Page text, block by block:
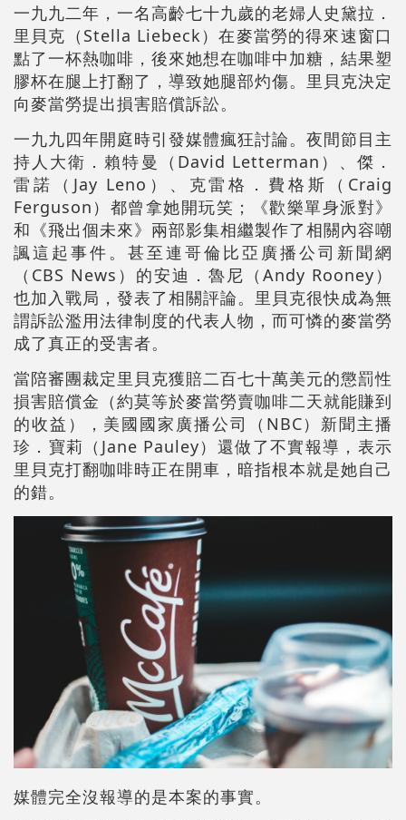
一九九二年，一名高齡七十九歲的老婦人史黛拉．
里貝克（Stella Liebeck）在麥當勞的得來速窗口
點了一杯熱咖啡，後來她想在咖啡中加糖，結果塑
膠杯在腿上打翻了，導致她腿部灼傷。里貝克決定
向麥當勞提出損害賠償訴訟。
一九九四年開庭時引發媒體瘋狂討論。夜間節目主
持人大衛．賴特曼（David Letterman）、傑．
雷諾（Jay Leno）、克雷格．費格斯（Craig
Ferguson）都曾拿她開玩笑；《歡樂單身派對》
和《飛出個未來》兩部影集相繼製作了相關內容嘲
諷這起事件。甚至連哥倫比亞廣播公司新聞網
（CBS News）的安迪．魯尼（Andy Rooney）
也加入戰局，發表了相關評論。里貝克很快成為無
謂訴訟濫用法律制度的代表人物，而可憐的麥當勞
成了真正的受害者。
當陪審團裁定里貝克獲賠二百七十萬美元的懲罰性
損害賠償金（約莫等於麥當勞賣咖啡二天就能賺到
的收益），美國國家廣播公司（NBC）新聞主播
珍．寶莉（Jane Pauley）還做了不實報導，表示
里貝克打翻咖啡時正在開車，暗指根本就是她自己
的錯。
媒體完全沒報導的是本案的事實。